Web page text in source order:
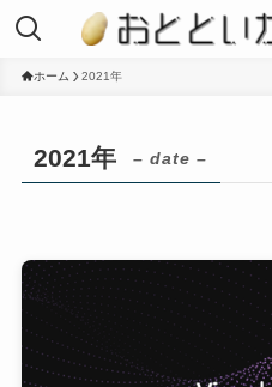
ホーム 2021年
2021年 – date –